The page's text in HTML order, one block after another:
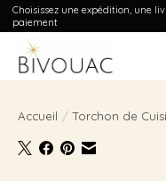
Choisissez une expédition, une
paiement
Accueil / Torchon de